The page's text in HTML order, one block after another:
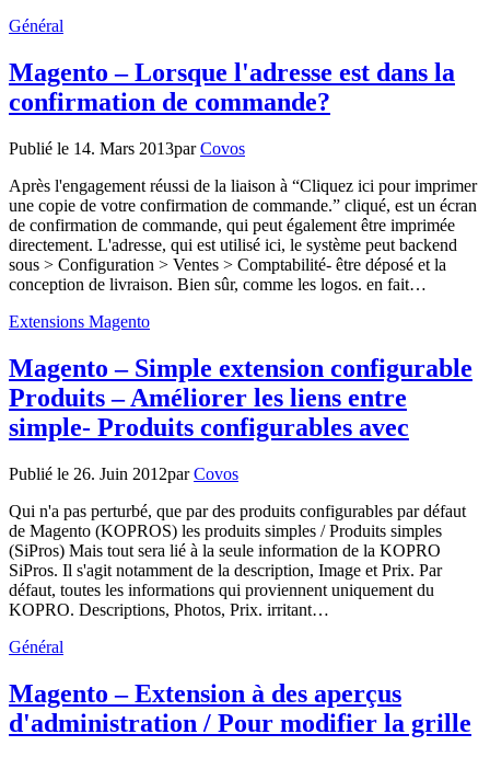
Général
Magento – Lorsque l'adresse est dans la
confirmation de commande?
Publié le 14. Mars 2013parCovos
Après l'engagement réussi de la liaison à “Cliquez ici pour imprimer
une copie de votre confirmation de commande.” cliqué, est un écran
de confirmation de commande, qui peut également être imprimée
directement. L'adresse, qui est utilisé ici, le système peut backend
sous > Configuration > Ventes > Comptabilité- être déposé et la
conception de livraison. Bien sûr, comme les logos. en fait…
Extensions Magento
Magento – Simple extension configurable
Produits – Améliorer les liens entre
simple- Produits configurables avec
Publié le 26. Juin 2012parCovos
Qui n'a pas perturbé, que par des produits configurables par défaut
de Magento (KOPROS) les produits simples / Produits simples
(SiPros) Mais tout sera lié à la seule information de la KOPRO
SiPros. Il s'agit notamment de la description, Image et Prix. Par
défaut, toutes les informations qui proviennent uniquement du
KOPRO. Descriptions, Photos, Prix. irritant…
Général
Magento – Extension à des aperçus
d'administration / Pour modifier la grille